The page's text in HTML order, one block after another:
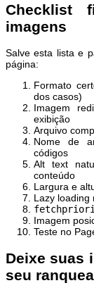
Checklist
imagens
Salve esta lista e
página:
Formato
dos casos)
Imagem
exibição
Arquivo
Nome de
códigos
Alt text
conteúdo
Largura e
Lazy loading
Imagem
Teste no
Deixe suas
seu